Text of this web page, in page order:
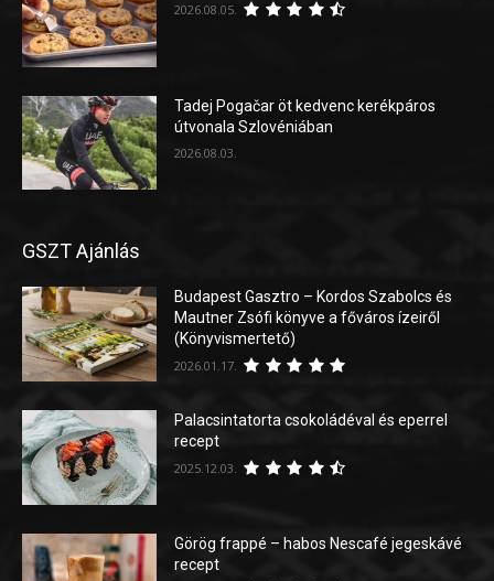
2026.08.05.
Tadej Pogačar öt kedvenc kerékpáros
útvonala Szlovéniában
2026.08.03.
GSZT Ajánlás
Budapest Gasztro – Kordos Szabolcs és
Mautner Zsófi könyve a főváros ízeiről
(Könyvismertető)
2026.01.17.
Palacsintatorta csokoládéval és eperrel
recept
2025.12.03.
Görög frappé – habos Nescafé jegeskávé
recept